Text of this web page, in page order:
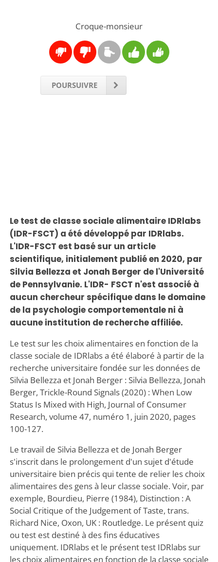
Croque-monsieur
POURSUIVRE
Le test de classe sociale alimentaire IDRlabs
(IDR-FSCT) a été développé par IDRlabs.
L'IDR-FSCT est basé sur un article
scientifique, initialement publié en 2020, par
Silvia Bellezza et Jonah Berger de l'Université
de Pennsylvanie. L'IDR- FSCT n'est associé à
aucun chercheur spécifique dans le domaine
de la psychologie comportementale ni à
aucune institution de recherche affiliée.
Le test sur les choix alimentaires en fonction de la
classe sociale de IDRlabs a été élaboré à partir de la
recherche universitaire fondée sur les données de
Silvia Bellezza et Jonah Berger : Silvia Bellezza, Jonah
Berger, Trickle-Round Signals (2020) : When Low
Status Is Mixed with High, Journal of Consumer
Research, volume 47, numéro 1, juin 2020, pages
100-127.
Le travail de Silvia Bellezza et de Jonah Berger
s'inscrit dans le prolongement d'un sujet d'étude
universitaire bien précis qui tente de relier les choix
alimentaires des gens à leur classe sociale. Voir, par
exemple, Bourdieu, Pierre (1984), Distinction : A
Social Critique of the Judgement of Taste, trans.
Richard Nice, Oxon, UK : Routledge. Le présent quiz
ou test est destiné à des fins éducatives
uniquement. IDRlabs et le présent test IDRlabs sur
les choix alimentaires en fonction de la classe sociale